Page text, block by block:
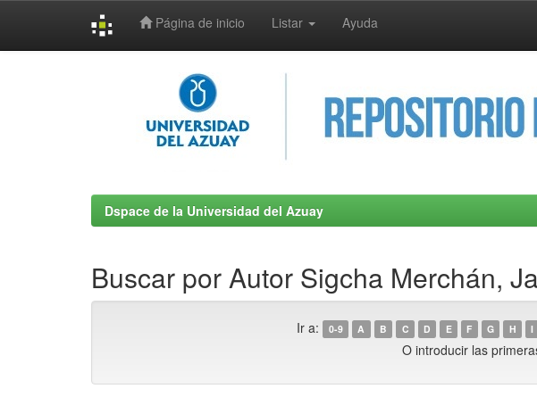
Página de inicio Listar Ayuda
Dspace de la Universidad del Azuay
Buscar por Autor Sigcha Merchán,
Ir a: 0-9 A B C D E F G H I
O introducir las